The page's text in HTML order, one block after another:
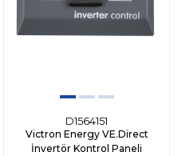
D1564151
Victron Energy VE.Direct
İnvertör Kontrol Paneli